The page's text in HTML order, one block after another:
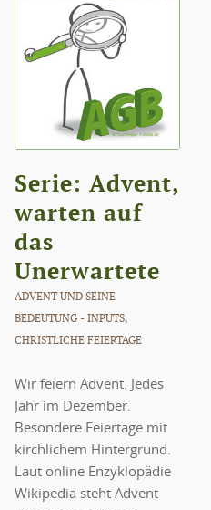
Serie: Advent,
warten auf
das
Unerwartete
ADVENT UND SEINE
BEDEUTUNG - INPUTS,
CHRISTLICHE FEIERTAGE
Wir feiern Advent. Jedes
Jahr im Dezember.
Besondere Feiertage mit
kirchlichem Hintergrund.
Laut online Enzyklopädie
Wikipedia steht Advent